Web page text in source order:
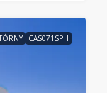
CAS071SPH